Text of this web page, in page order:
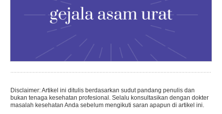
Disclaimer: Artikel ini ditulis berdasarkan sudut pandang penulis dan
bukan tenaga kesehatan profesional. Selalu konsultasikan dengan dokter
masalah kesehatan Anda sebelum mengikuti saran apapun di artikel ini.